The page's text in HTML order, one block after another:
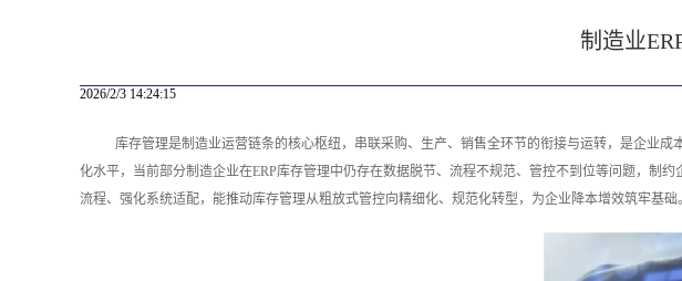
制造业
2026/2/3 14:24:15
库存管理是制造业运营链条的核心枢纽，串联采购、生产、销售全环节的衔接与运转，是企业
化水平，当前部分制造企业在ERP库存管理中仍存在数据脱节、流程不规范、管控不到位等问题，制
流程、强化系统适配，能推动库存管理从粗放式管控向精细化、规范化转型，为企业降本增效筑牢基础。